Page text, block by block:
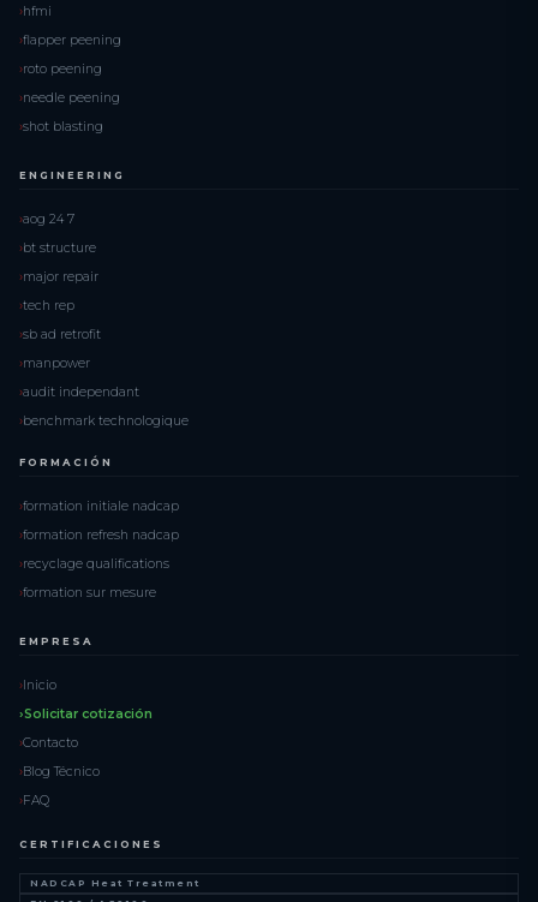
hfmi
flapper peening
roto peening
needle peening
shot blasting
ENGINEERING
aog 24 7
bt structure
major repair
tech rep
sb ad retrofit
manpower
audit independant
benchmark technologique
FORMACIÓN
formation initiale nadcap
formation refresh nadcap
recyclage qualifications
formation sur mesure
EMPRESA
Inicio
Solicitar cotización
Contacto
Blog Técnico
FAQ
CERTIFICACIONES
NADCAP Heat Treatment